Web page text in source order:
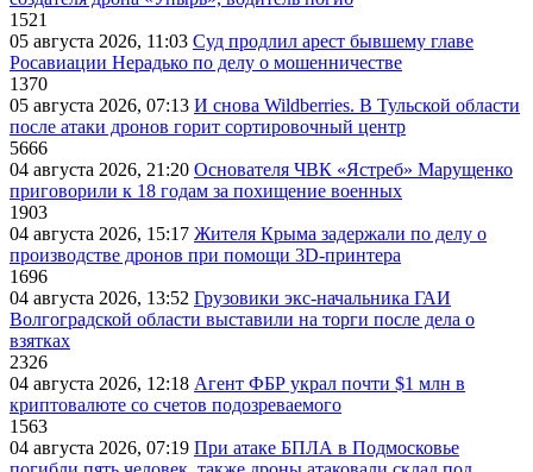
1521
05 августа 2026, 11:03 Суд продлил арест бывшему главе
Росавиации Нерадько по делу о мошенничестве
1370
05 августа 2026, 07:13 И снова Wildberries. В Тульской области
после атаки дронов горит сортировочный центр
5666
04 августа 2026, 21:20 Основателя ЧВК «Ястреб» Марущенко
приговорили к 18 годам за похищение военных
1903
04 августа 2026, 15:17 Жителя Крыма задержали по делу о
производстве дронов при помощи 3D‑принтера
1696
04 августа 2026, 13:52 Грузовики экс-начальника ГАИ
Волгоградской области выставили на торги после дела о
взятках
2326
04 августа 2026, 12:18 Агент ФБР украл почти $1 млн в
криптовалюте со счетов подозреваемого
1563
04 августа 2026, 07:19 При атаке БПЛА в Подмосковье